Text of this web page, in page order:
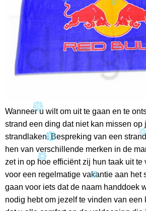
Wanneer u wilt om uit te gaan en te
strand een ding dat niet kan missen op
strandlaken. Bespreking van een
hen van verschillende merken in de
zet in op hoe efficiënt zij hun taak uit te
voor een regelmatige vakantie aan het
gaan voor iets dat de naam handdoek
nodig hebt om jezelf te vinden van